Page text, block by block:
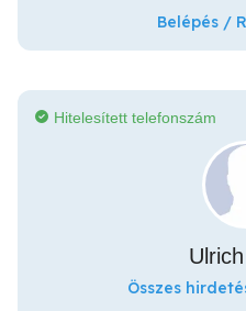
Belépés /
Hitelesített telefonszám
Összes